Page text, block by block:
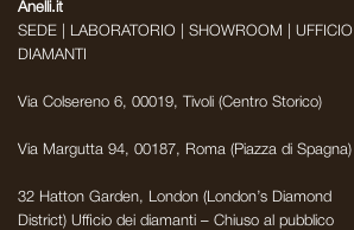
Anelli.it
SEDE | LABORATORIO | SHOWROOM | UFFICIO
DIAMANTI
Via Colsereno 6, 00019, Tivoli (Centro Storico)
Via Margutta 94, 00187, Roma (Piazza di Spagna)
32 Hatton Garden, London (London’s Diamond
District) Ufficio dei diamanti – Chiuso al pubblico